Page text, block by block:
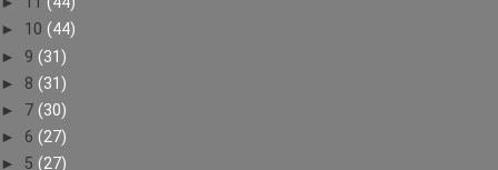
► 10 (44)
► 9 (31)
► 8 (31)
► 7 (30)
► 6 (27)
► 5 (27)